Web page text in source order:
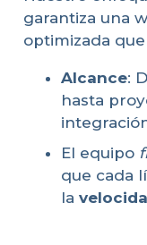
garantiza una
optimizada
Alcance:
hasta
El equipo
que cada
la